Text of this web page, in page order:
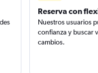
Reserva con
Nuestros usuarios
confianza y buscar
cambios.